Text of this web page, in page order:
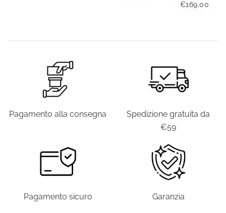
€169.00
Pagamento alla consegna
Spedizione gratuita da
€59
Pagamento sicuro Garanzia